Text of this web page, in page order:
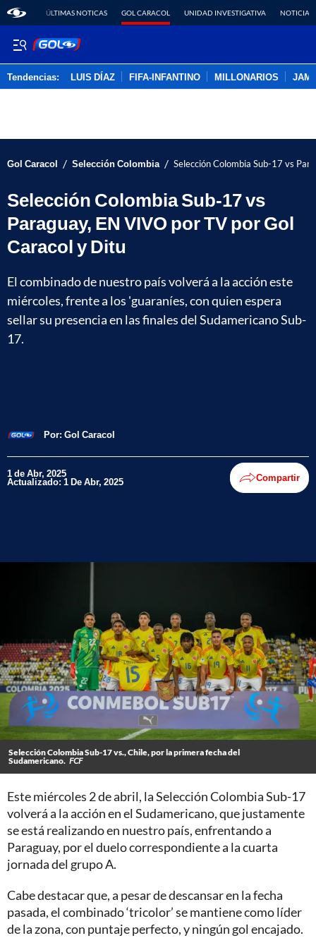
ÚLTIMAS NOTICAS GOL CARACOL UNIDAD INVESTIGATIVA NOTICIAS
Tendencias: LUIS DÍAZ FIFA-INFANTINO MILLONARIOS
Gol Caracol / Selección Colombia / Selección Colombia Sub-17 vs
Selección Colombia Sub-17 vs
Paraguay, EN VIVO por TV por Gol
Caracol y Ditu
El combinado de nuestro país volverá a la acción este
miércoles, frente a los 'guaraníes, con quien espera
sellar su presencia en las finales del Sudamericano Sub-
17.
Por: Gol Caracol
1 de Abr, 2025
Actualizado: 1 De Abr, 2025 Compartir
Selección Colombia Sub-17 vs., Chile, por la primera fecha del
Sudamericano. FCF
Este miércoles 2 de abril, la Selección Colombia Sub-17
volverá a la acción en el Sudamericano, que justamente
se está realizando en nuestro país, enfrentando a
Paraguay, por el duelo correspondiente a la cuarta
jornada del grupo A.
Cabe destacar que, a pesar de descansar en la fecha
pasada, el combinado ‘tricolor’ se mantiene como líder
de la zona, con puntaje perfecto, y ningún gol encajado.